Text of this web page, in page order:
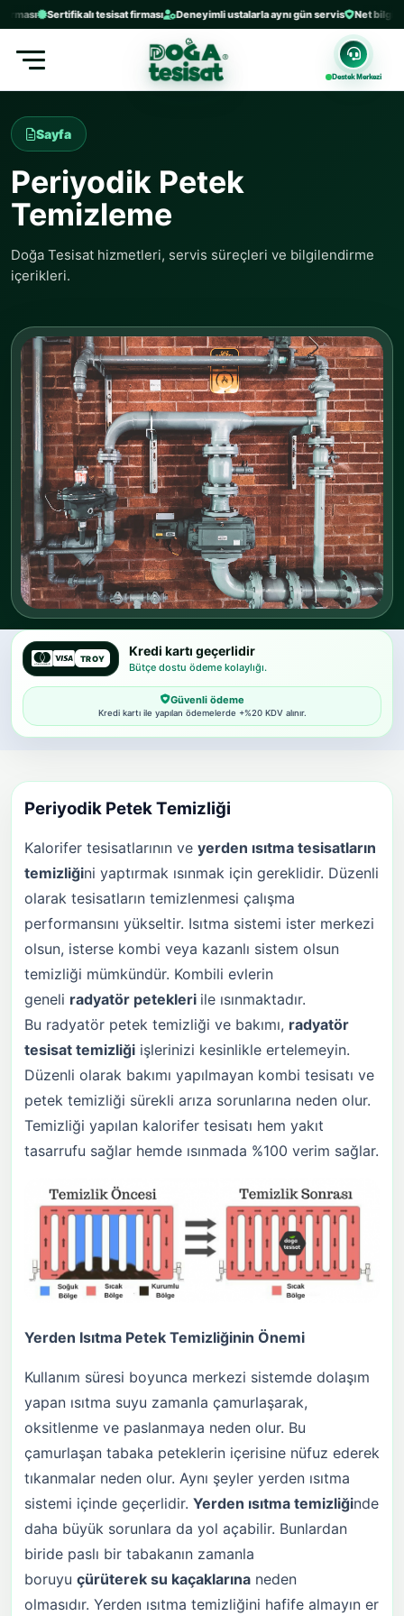
Sertifikalı tesisat firması Deneyimli ustalarla aynı gün servis Net
Destek Merkezi
Sayfa
Periyodik Petek
Temizleme
Doğa Tesisat hizmetleri, servis süreçleri ve bilgilendirme
içerikleri.
TROY
Kredi kartı geçerlidir
Bütçe dostu ödeme kolaylığı.
Güvenli ödeme
Kredi kartı ile yapılan ödemelerde +%20 KDV alınır.
Periyodik Petek Temizliği
Kalorifer tesisatlarının ve yerden ısıtma tesisatların
temizliğini yaptırmak ısınmak için gereklidir. Düzenli
olarak tesisatların temizlenmesi çalışma
performansını yükseltir. Isıtma sistemi ister merkezi
olsun, isterse kombi veya kazanlı sistem olsun
temizliği mümkündür. Kombili evlerin
geneli radyatör petekleri ile ısınmaktadır.
Bu radyatör petek temizliği ve bakımı, radyatör
tesisat temizliği işlerinizi kesinlikle ertelemeyin.
Düzenli olarak bakımı yapılmayan kombi tesisatı ve
petek temizliği sürekli arıza sorunlarına neden olur.
Temizliği yapılan kalorifer tesisatı hem yakıt
tasarrufu sağlar hemde ısınmada %100 verim sağlar.
Yerden Isıtma Petek Temizliğinin Önemi
Kullanım süresi boyunca merkezi sistemde dolaşım
yapan ısıtma suyu zamanla çamurlaşarak,
oksitlenme ve paslanmaya neden olur. Bu
çamurlaşan tabaka peteklerin içerisine nüfuz ederek
tıkanmalar neden olur. Aynı şeyler yerden ısıtma
sistemi içinde geçerlidir. Yerden ısıtma temizliğinde
daha büyük sorunlara da yol açabilir. Bunlardan
biride paslı bir tabakanın zamanla
boruyu çürüterek su kaçaklarına neden
olmasıdır. Yerden ısıtma temizliğini hafife almayın er